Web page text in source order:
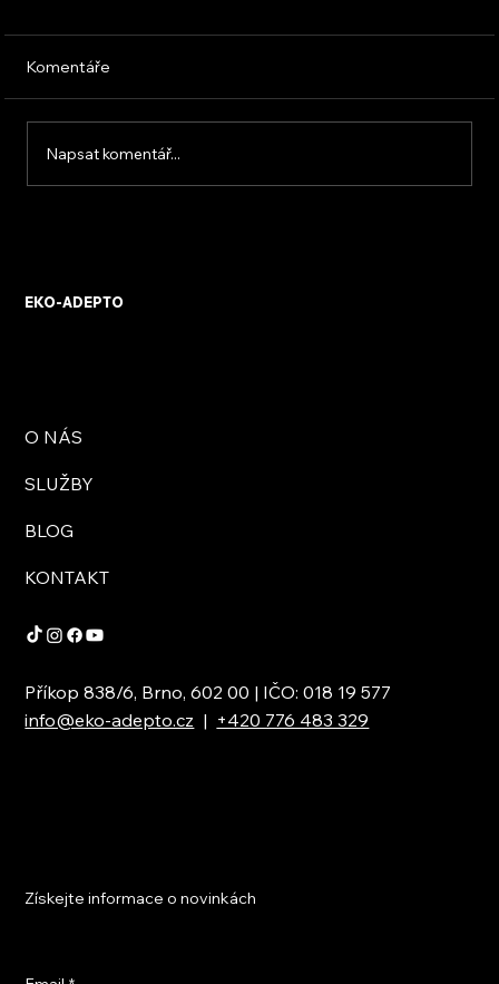
Komentáře
Napsat komentář...
EKO-ADEPTO
O NÁS
SLUŽBY
BLOG
KONTAKT
Příkop 838/6, Brno, 602 00 | IČO: 018 19 577
info@eko-adepto.cz | +420 776 483 329
Získejte informace o novinkách